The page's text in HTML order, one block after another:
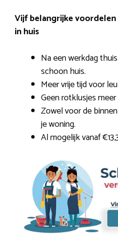
Vijf belangrijke
in huis
Na een werkdag
schoon huis.
Meer vrije tijd voor
Geen rotklusjes
Zowel voor de
je woning.
Al mogelijk vanaf